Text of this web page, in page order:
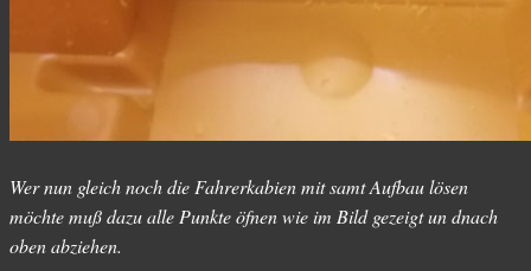
Wer nun gleich noch die Fahrerkabien mit samt Aufbau lösen
möchte muß dazu alle Punkte öfnen wie im Bild gezeigt un dnach
oben abziehen.